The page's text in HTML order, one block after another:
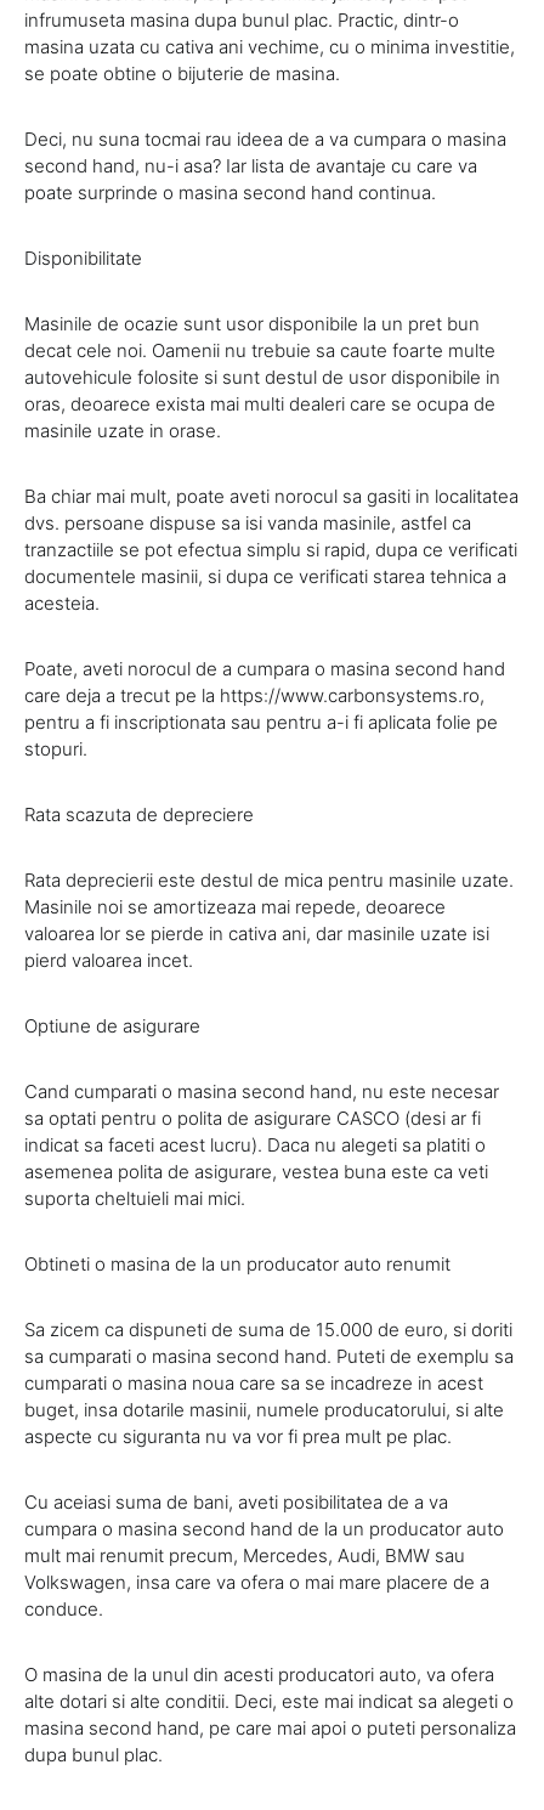
infrumuseta masina dupa bunul plac. Practic, dintr-o
masina uzata cu cativa ani vechime, cu o minima investitie,
se poate obtine o bijuterie de masina.
Deci, nu suna tocmai rau ideea de a va cumpara o masina
second hand, nu-i asa? Iar lista de avantaje cu care va
poate surprinde o masina second hand continua.
Disponibilitate
Masinile de ocazie sunt usor disponibile la un pret bun
decat cele noi. Oamenii nu trebuie sa caute foarte multe
autovehicule folosite si sunt destul de usor disponibile in
oras, deoarece exista mai multi dealeri care se ocupa de
masinile uzate in orase.
Ba chiar mai mult, poate aveti norocul sa gasiti in localitatea
dvs. persoane dispuse sa isi vanda masinile, astfel ca
tranzactiile se pot efectua simplu si rapid, dupa ce verificati
documentele masinii, si dupa ce verificati starea tehnica a
acesteia.
Poate, aveti norocul de a cumpara o masina second hand
care deja a trecut pe la https://www.carbonsystems.ro,
pentru a fi inscriptionata sau pentru a-i fi aplicata folie pe
stopuri.
Rata scazuta de depreciere
Rata deprecierii este destul de mica pentru masinile uzate.
Masinile noi se amortizeaza mai repede, deoarece
valoarea lor se pierde in cativa ani, dar masinile uzate isi
pierd valoarea incet.
Optiune de asigurare
Cand cumparati o masina second hand, nu este necesar
sa optati pentru o polita de asigurare CASCO (desi ar fi
indicat sa faceti acest lucru). Daca nu alegeti sa platiti o
asemenea polita de asigurare, vestea buna este ca veti
suporta cheltuieli mai mici.
Obtineti o masina de la un producator auto renumit
Sa zicem ca dispuneti de suma de 15.000 de euro, si doriti
sa cumparati o masina second hand. Puteti de exemplu sa
cumparati o masina noua care sa se incadreze in acest
buget, insa dotarile masinii, numele producatorului, si alte
aspecte cu siguranta nu va vor fi prea mult pe plac.
Cu aceiasi suma de bani, aveti posibilitatea de a va
cumpara o masina second hand de la un producator auto
mult mai renumit precum, Mercedes, Audi, BMW sau
Volkswagen, insa care va ofera o mai mare placere de a
conduce.
O masina de la unul din acesti producatori auto, va ofera
alte dotari si alte conditii. Deci, este mai indicat sa alegeti o
masina second hand, pe care mai apoi o puteti personaliza
dupa bunul plac.